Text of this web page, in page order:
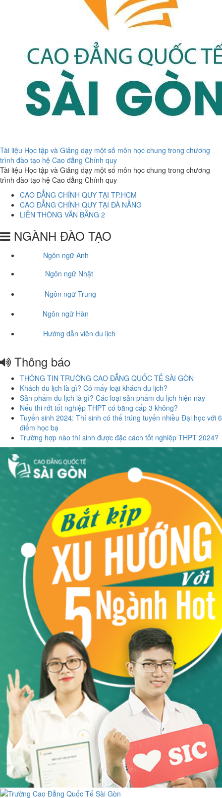
Tài liệu Học tập và Giảng dạy một số môn học chung trong chương
trình đào tạo hệ Cao đẳng Chính quy
Tài liệu Học tập và Giảng dạy một số môn học chung trong chương
trình đào tạo hệ Cao đẳng Chính quy
CAO ĐẲNG CHÍNH QUY TẠI TP.HCM
CAO ĐẲNG CHÍNH QUY TẠI ĐÀ NẴNG
LIÊN THÔNG VĂN BẰNG 2
NGÀNH ĐÀO TẠO
Ngôn ngữ Anh
Ngôn ngữ Nhật
Ngôn ngữ Trung
Ngôn ngữ Hàn
Hướng dẫn viên du lịch
Thông báo
THÔNG TIN TRƯỜNG CAO ĐẲNG QUỐC TẾ SÀI GÒN
Khách du lịch là gì? Có mấy loại khách du lịch?
Sản phẩm du lịch là gì? Các loại sản phẩm du lịch hiện nay
Nếu thi rớt tốt nghiệp THPT có bằng cấp 3 không?
Tuyển sinh 2024: Thí sinh có thể trúng tuyển nhiều Đại học với 6
điểm học bạ
Trường hợp nào thí sinh được đặc cách tốt nghiệp THPT 2024?